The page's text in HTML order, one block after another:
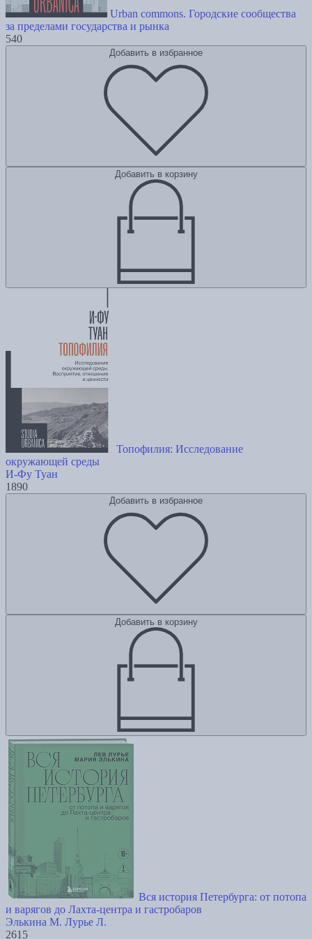
Urban commons. Городские сообщества
за пределами государства и рынка
540
Добавить в избранное
Добавить в корзину
Топофилия: Исследование
окружающей среды
И-Фу Туан
1890
Добавить в избранное
Добавить в корзину
Вся история Петербурга: от потопа
и варягов до Лахта-центра и гастробаров
Элькина М. Лурье Л.
2615